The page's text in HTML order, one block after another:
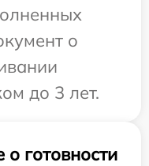
о
до 3 лет.
готовности